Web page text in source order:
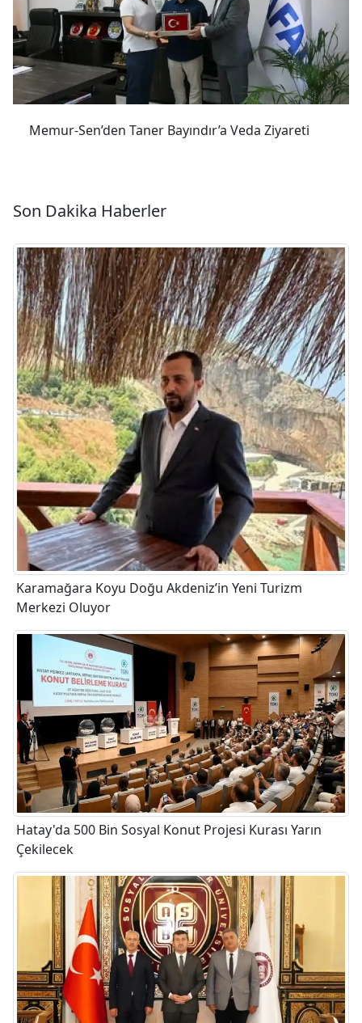
Memur-Sen’den Taner Bayındır’a Veda Ziyareti
Son Dakika Haberler
Karamağara Koyu Doğu Akdeniz’in Yeni Turizm
Merkezi Oluyor
Hatay'da 500 Bin Sosyal Konut Projesi Kurası Yarın
Çekilecek